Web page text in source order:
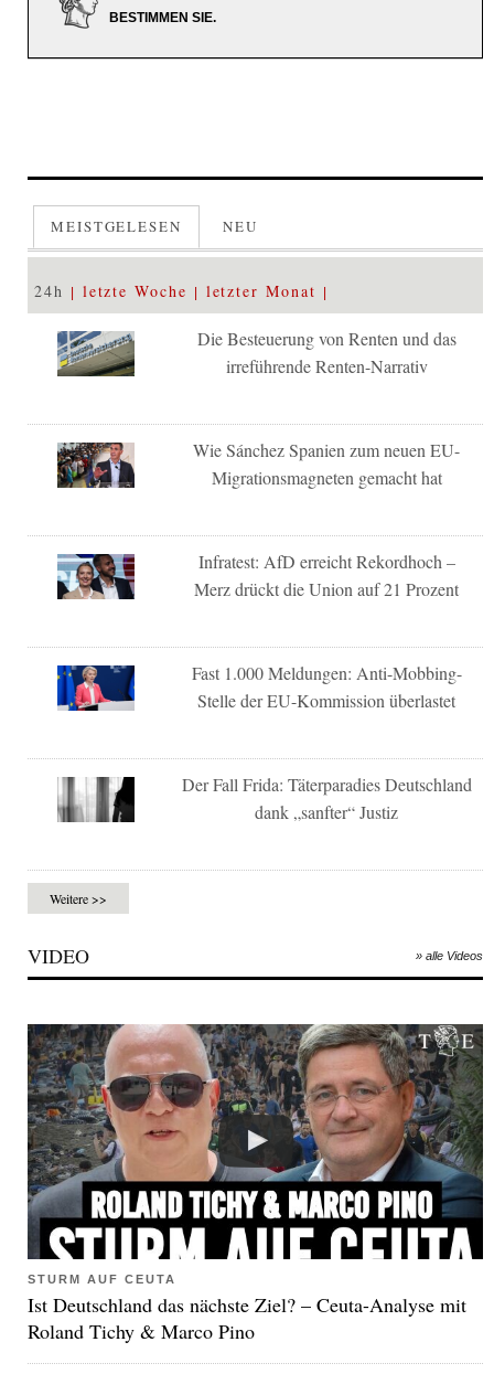
BESTIMMEN SIE.
MEISTGELESEN NEU
24h letzte Woche letzter Monat
Die Besteuerung von Renten und das
irreführende Renten-Narrativ
Wie Sánchez Spanien zum neuen EU-
Migrationsmagneten gemacht hat
Infratest: AfD erreicht Rekordhoch –
Merz drückt die Union auf 21 Prozent
Fast 1.000 Meldungen: Anti-Mobbing-
Stelle der EU-Kommission überlastet
Der Fall Frida: Täterparadies Deutschland
dank „sanfter“ Justiz
Weitere >>
VIDEO » alle Videos
STURM AUF CEUTA
Ist Deutschland das nächste Ziel? – Ceuta-Analyse mit
Roland Tichy & Marco Pino